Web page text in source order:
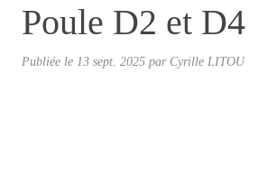
Poule D2 et D4
Publiée le 13 sept. 2025 par Cyrille LITOU